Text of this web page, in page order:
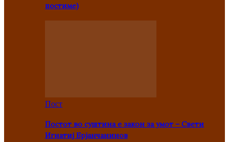
постиме)
Пост
Постот во суштина е закон за умот – Свети
Игнатиј Брјанчанинов